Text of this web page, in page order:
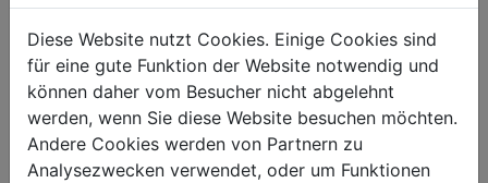
Verpackungsbreite in mm 0
Verpackungslänge in mm
Verpackungshöhe in mm 0
Diese Website nutzt Cookies. Einige Cookies sind
für eine gute Funktion der Website notwendig und
können daher vom Besucher nicht abgelehnt
werden, wenn Sie diese Website besuchen möchten.
Andere Cookies werden von Partnern zu
Analysezwecken verwendet, oder um Funktionen